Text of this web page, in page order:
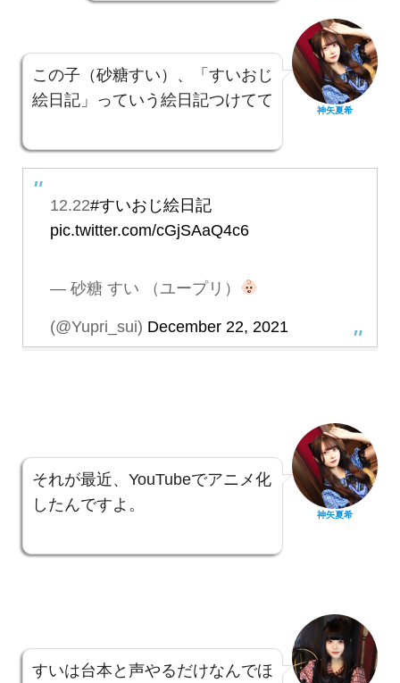
この子（砂糖すい）、「すいおじ
絵日記」っていう絵日記つけてて
神矢夏希
12.22#すいおじ絵日記
pic.twitter.com/cGjSAaQ4c6
— 砂糖 すい （ユープリ）
(@Yupri_sui) December 22, 2021
それが最近、YouTubeでアニメ化
したんですよ。
神矢夏希
すいは台本と声やるだけなんでほ